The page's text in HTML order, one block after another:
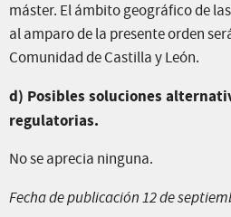
máster. El ámbito geográfico de
al amparo de la presente orden
Comunidad de Castilla y León.
d) Posibles soluciones
regulatorias.
No se aprecia ninguna.
Fecha de publicación 12 de